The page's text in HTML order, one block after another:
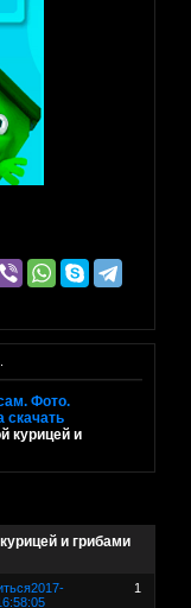
Фото.
скачать
курицей и
и грибами
1
2017-